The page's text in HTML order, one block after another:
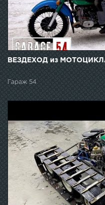
ВЕЗДЕХОД из
Гараж 54